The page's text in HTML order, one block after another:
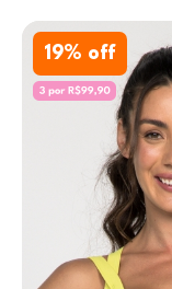
19% off